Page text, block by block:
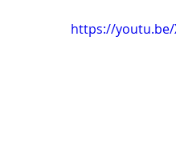
https://youtu.be/